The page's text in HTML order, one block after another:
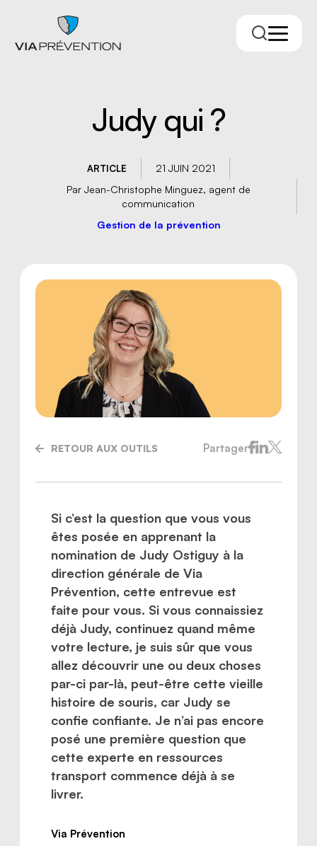
Trouver votre conseiller.ère
Nous joindre
Judy qui ?
ARTICLE
21 JUIN 2021
Par Jean-Christophe Minguez, agent de
communication
Gestion de la prévention
RETOUR AUX OUTILS Partager
Si c’est la question que vous vous
êtes posée en apprenant la
nomination de Judy Ostiguy à la
direction générale de Via
Prévention, cette entrevue est
faite pour vous. Si vous connaissiez
déjà Judy, continuez quand même
votre lecture, je suis sûr que vous
allez découvrir une ou deux choses
par-ci par-là, peut-être cette vieille
histoire de souris, car Judy se
confie confiante. Je n’ai pas encore
posé une première question que
cette experte en ressources
transport commence déjà à se
livrer.
Via Prévention